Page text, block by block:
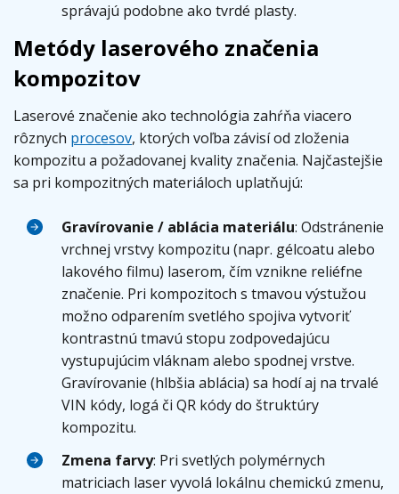
správajú podobne ako tvrdé plasty.
Metódy laserového značenia
kompozitov
Laserové značenie ako technológia zahŕňa viacero
rôznych procesov, ktorých voľba závisí od zloženia
kompozitu a požadovanej kvality značenia. Najčastejšie
sa pri kompozitných materiáloch uplatňujú:
Gravírovanie / ablácia materiálu: Odstránenie
vrchnej vrstvy kompozitu (napr. gélcoatu alebo
lakového filmu) laserom, čím vznikne reliéfne
značenie. Pri kompozitoch s tmavou výstužou
možno odparením svetlého spojiva vytvoriť
kontrastnú tmavú stopu zodpovedajúcu
vystupujúcim vláknam alebo spodnej vrstve.
Gravírovanie (hlbšia ablácia) sa hodí aj na trvalé
VIN kódy, logá či QR kódy do štruktúry
kompozitu.
Zmena farvy: Pri svetlých polymérnych
matriciach laser vyvolá lokálnu chemickú zmenu,